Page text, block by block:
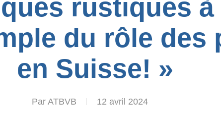
rustiques à
du rôle des
en Suisse! »
Par ATBVB 12 avril 2024